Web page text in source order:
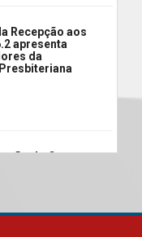
Recepção aos
apresenta
da
do Centro